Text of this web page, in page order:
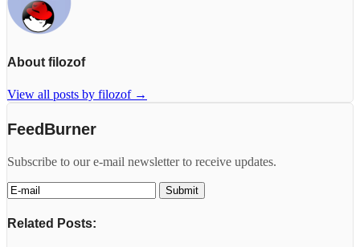
About filozof
View all posts by filozof →
FeedBurner
Subscribe to our e-mail newsletter to receive updates.
Related Posts: